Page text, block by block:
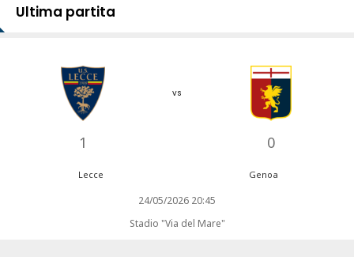
Ultima partita
1
vs
0
Lecce Genoa
24/05/2026 20:45
Stadio "Via del Mare"